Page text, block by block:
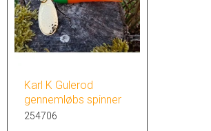
Karl K Gulerod
gennemløbs spinner
254706